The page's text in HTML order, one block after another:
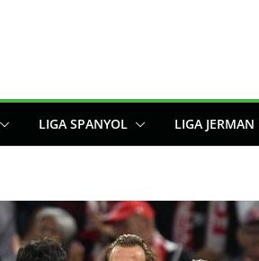
LIGA SPANYOL LIGA JERMAN